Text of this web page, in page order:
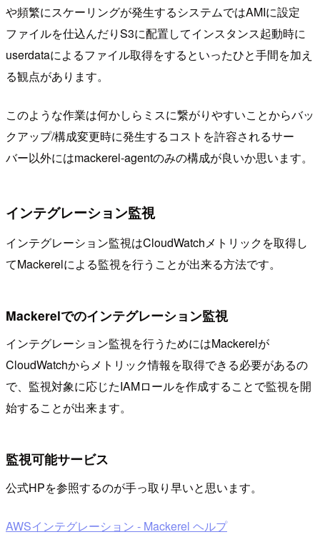
や頻繁にスケーリングが発生するシステムではAMIに設定
ファイルを仕込んだりS3に配置してインスタンス起動時に
userdataによるファイル取得をするといったひと手間を加え
る観点があります。
このような作業は何かしらミスに繋がりやすいことからバッ
クアップ/構成変更時に発生するコストを許容されるサー
バー以外にはmackerel-agentのみの構成が良いか思います。
インテグレーション監視
インテグレーション監視はCloudWatchメトリックを取得し
てMackerelによる監視を行うことが出来る方法です。
Mackerelでのインテグレーション監視
インテグレーション監視を行うためにはMackerelが
CloudWatchからメトリック情報を取得できる必要があるの
で、監視対象に応じたIAMロールを作成することで監視を開
始することが出来ます。
監視可能サービス
公式HPを参照するのが手っ取り早いと思います。
AWSインテグレーション - Mackerel ヘルプ